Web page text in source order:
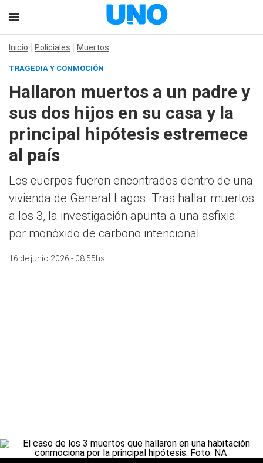
Inicio Policiales Muertos
TRAGEDIA Y CONMOCIÓN
Hallaron muertos a un padre y
sus dos hijos en su casa y la
principal hipótesis estremece
al país
Los cuerpos fueron encontrados dentro de una
vivienda de General Lagos. Tras hallar muertos
a los 3, la investigación apunta a una asfixia
por monóxido de carbono intencional
16 de junio 2026 - 08:55hs